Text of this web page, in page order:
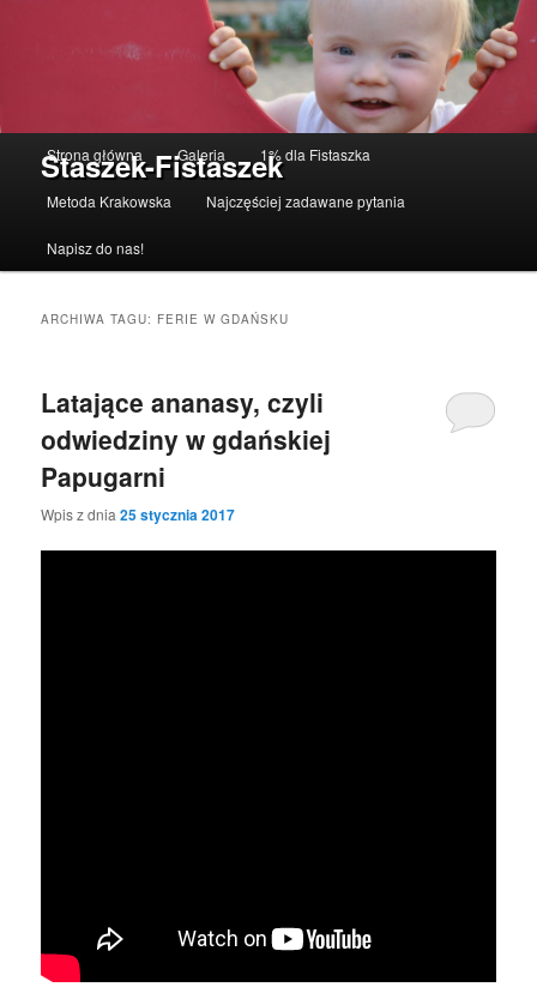
Staszek-Fistaszek
Przeskocz do tekstu
Przeskocz do widgetów
Strona główna Galeria 1% dla Fistaszka
Metoda Krakowska Najczęściej zadawane pytania
Napisz do nas!
ARCHIWA TAGU: FERIE W GDAŃSKU
Latające ananasy, czyli
odwiedziny w gdańskiej
Papugarni
Wpis z dnia25 stycznia 2017